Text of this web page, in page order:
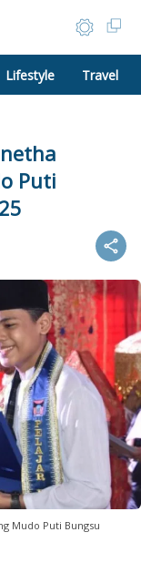
Lifestyle Travel
Puti
Mudo Puti Bungsu